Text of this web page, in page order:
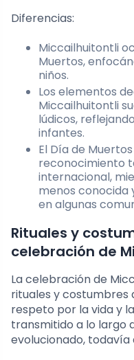
Diferencias:
Miccailhuitontli
Muertos,
niños.
Los elementos
Miccailhuitontli
lúdicos,
infantes.
El Día de
reconocimiento
internacional,
menos
en algunas
Rituales y
celebración de
La celebración de
rituales y costumbres
respeto por la vida y
transmitido a lo largo
evolucionado, todavía